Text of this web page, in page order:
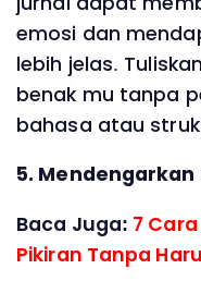
emosi dan
lebih jelas.
benak mu tanpa
bahasa atau
5. Mendengarkan
Baca Juga: 7
Pikiran Tanpa